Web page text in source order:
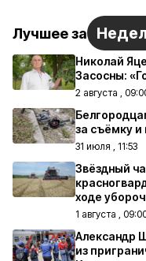
Лучшее за
Николай
Засосны:
2 августа ,
за съёмку
31 июля , 11:53
Звёздный
ходе
1 августа ,
Александр
из